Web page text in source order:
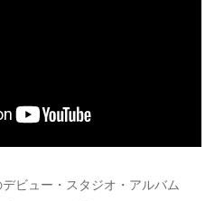
ビュー・スタジオ・アルバム